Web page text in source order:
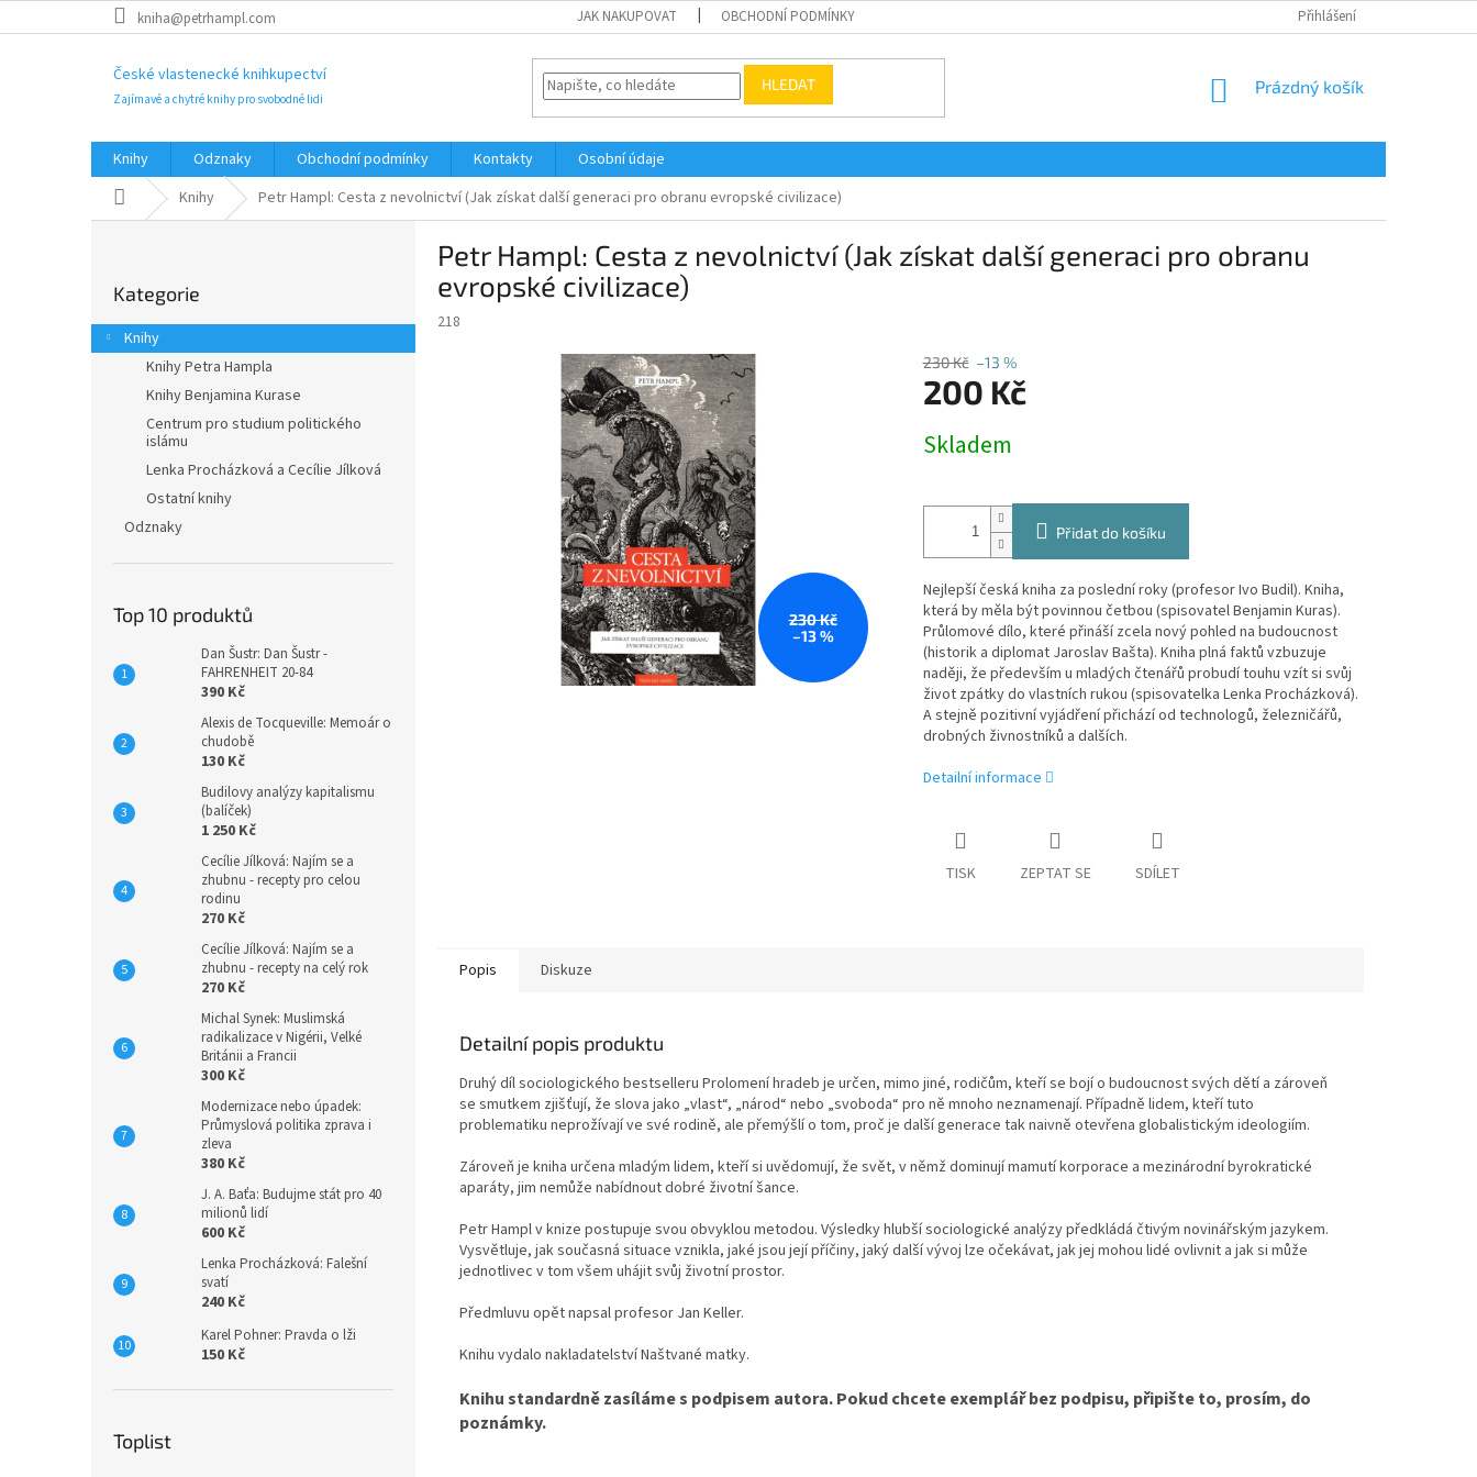
na
kniha@petrhampl.com JAK NAKUPOVAT OBCHODNÍ PODMÍNKY Přihlášení
České vlastenecké knihkupectví
Zajímavé a chytré knihy pro svobodné lidi
HLEDAT
NÁKUPNÍ
Prázdný košík
Knihy Odznaky Obchodní podmínky Kontakty
Osobní údaje
Domů Knihy Petr Hampl: Cesta z nevolnictví (Jak získat další generaci pro obranu evropské civilizace)
r
a
kategorie
Kategorie
Knihy
Knihy Petra Hampla
Knihy Benjamina Kurase
Centrum pro studium politického
islámu
Lenka Procházková a Cecílie Jílková
Ostatní knihy
Odznaky
Top 10 produktů
Dan Šustr: Dan Šustr -
FAHRENHEIT 20-84
390 Kč
Alexis de Tocqueville: Memoár o
chudobě
130 Kč
Budilovy analýzy kapitalismu
(balíček)
1 250 Kč
Cecílie Jílková: Najím se a
zhubnu - recepty pro celou
rodinu
270 Kč
Cecílie Jílková: Najím se a
zhubnu - recepty na celý rok
270 Kč
Michal Synek: Muslimská
radikalizace v Nigérii, Velké
Británii a Francii
300 Kč
Modernizace nebo úpadek:
Průmyslová politika zprava i
zleva
380 Kč
J. A. Baťa: Budujme stát pro 40
milionů lidí
600 Kč
Lenka Procházková: Falešní
svatí
240 Kč
Karel Pohner: Pravda o lži
150 Kč
Toplist
Petr Hampl: Cesta z nevolnictví (Jak získat další generaci pro obranu
evropské civilizace)
218
230 Kč
–13 %
230 Kč –13 %
200 Kč
cena:
Skladem
Přidat do košíku
Nejlepší česká kniha za poslední roky (profesor Ivo Budil). Kniha,
která by měla být povinnou četbou (spisovatel Benjamin Kuras).
Průlomové dílo, které přináší zcela nový pohled na budoucnost
(historik a diplomat Jaroslav Bašta). Kniha plná faktů vzbuzuje
naději, že především u mladých čtenářů probudí touhu vzít si svůj
život zpátky do vlastních rukou (spisovatelka Lenka Procházková).
A stejně pozitivní vyjádření přichází od technologů, železničářů,
drobných živnostníků a dalších.
Detailní informace
TISK ZEPTAT SE SDÍLET
Popis Diskuze
Detailní popis produktu
Druhý díl sociologického bestselleru Prolomení hradeb je určen, mimo jiné, rodičům, kteří se bojí o budoucnost svých dětí a zároveň
se smutkem zjišťují, že slova jako „vlast“, „národ“ nebo „svoboda“ pro ně mnoho neznamenají. Případně lidem, kteří tuto
problematiku neprožívají ve své rodině, ale přemýšlí o tom, proč je další generace tak naivně otevřena globalistickým ideologiím.
Zároveň je kniha určena mladým lidem, kteří si uvědomují, že svět, v němž dominují mamutí korporace a mezinárodní byrokratické
aparáty, jim nemůže nabídnout dobré životní šance.
Petr Hampl v knize postupuje svou obvyklou metodou. Výsledky hlubší sociologické analýzy předkládá čtivým novinářským jazykem.
Vysvětluje, jak současná situace vznikla, jaké jsou její příčiny, jaký další vývoj lze očekávat, jak jej mohou lidé ovlivnit a jak si může
jednotlivec v tom všem uhájit svůj životní prostor.
Předmluvu opět napsal profesor Jan Keller.
Knihu vydalo nakladatelství Naštvané matky.
Knihu standardně zasíláme s podpisem autora. Pokud chcete exemplář bez podpisu, připište to, prosím, do
poznámky.